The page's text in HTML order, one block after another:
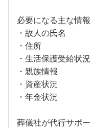
必要になる主な情報
・故人の氏名
・住所
・生活保護受給状況
・親族情報
・資産状況
・年金状況
葬儀社が代行サポ